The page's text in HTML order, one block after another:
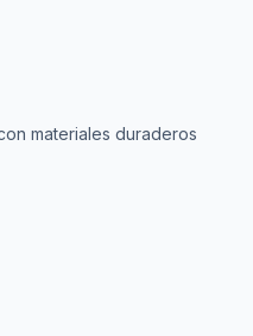
materiales duraderos